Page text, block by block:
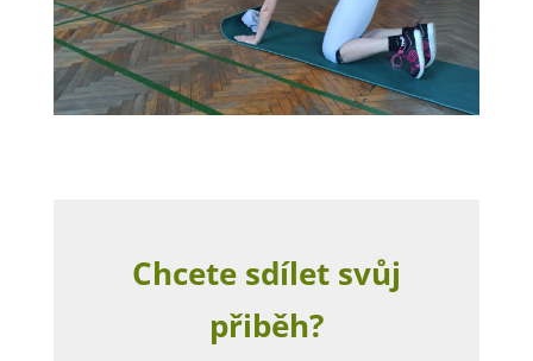
Chcete sdílet svůj
přiběh?